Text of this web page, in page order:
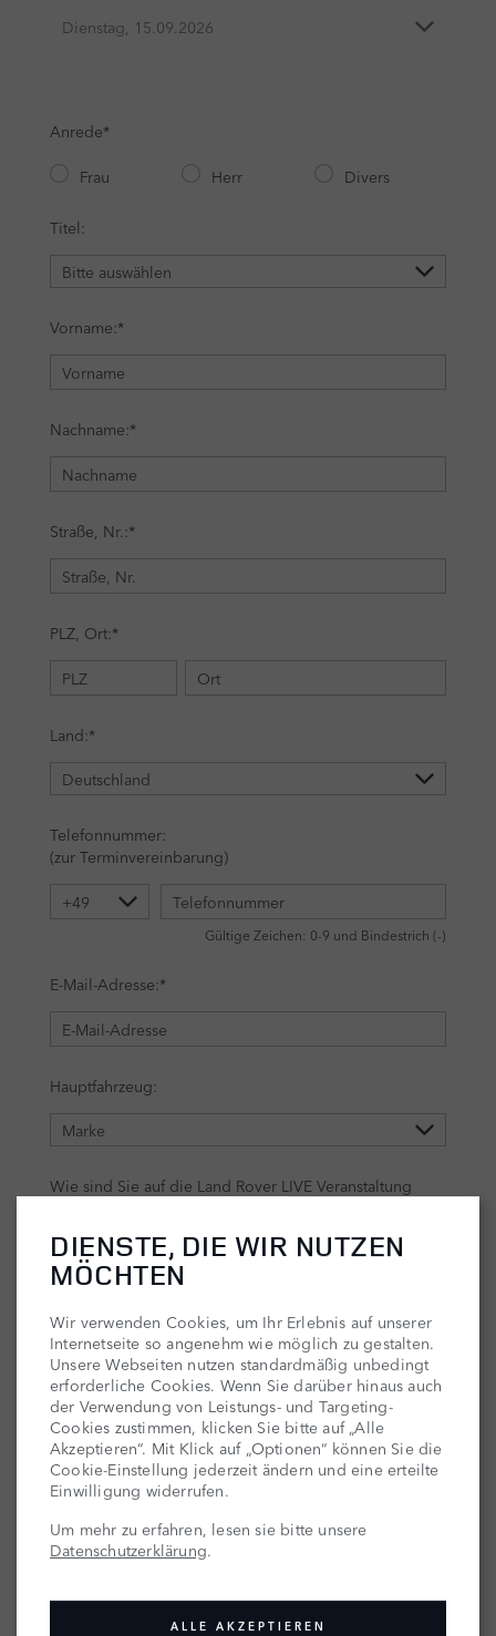
DIENSTE, DIE WIR NUTZEN
MÖCHTEN
Wir verwenden Cookies, um Ihr Erlebnis auf unserer
Internetseite so angenehm wie möglich zu gestalten.
Unsere Webseiten nutzen standardmäßig unbedingt
erforderliche Cookies. Wenn Sie darüber hinaus auch
der Verwendung von Leistungs- und Targeting-
Cookies zustimmen, klicken Sie bitte auf „Alle
Akzeptieren“. Mit Klick auf „Optionen“ können Sie die
Cookie-Einstellung jederzeit ändern und eine erteilte
Einwilligung widerrufen.
Um mehr zu erfahren, lesen sie bitte unsere
Datenschutzerklärung.
ALLE AKZEPTIEREN